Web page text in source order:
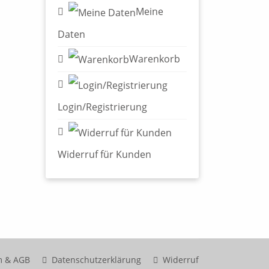
Meine
Daten
Warenkorb
Login/Registrierung
Widerruf für Kunden
& AGB Datenschutzerklärung Widerruf